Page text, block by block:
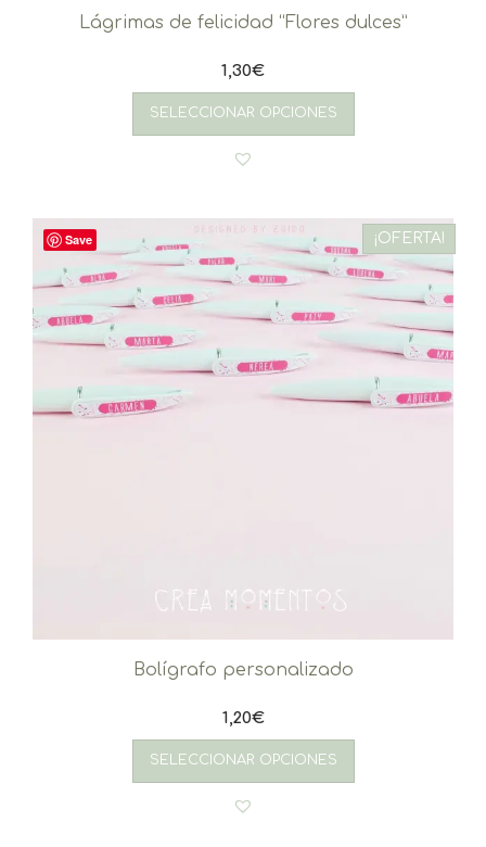
Lágrimas de felicidad “Flores dulces”
1,30€
SELECCIONAR OPCIONES
Save ¡OFERTA!
Bolígrafo personalizado
1,20€
SELECCIONAR OPCIONES